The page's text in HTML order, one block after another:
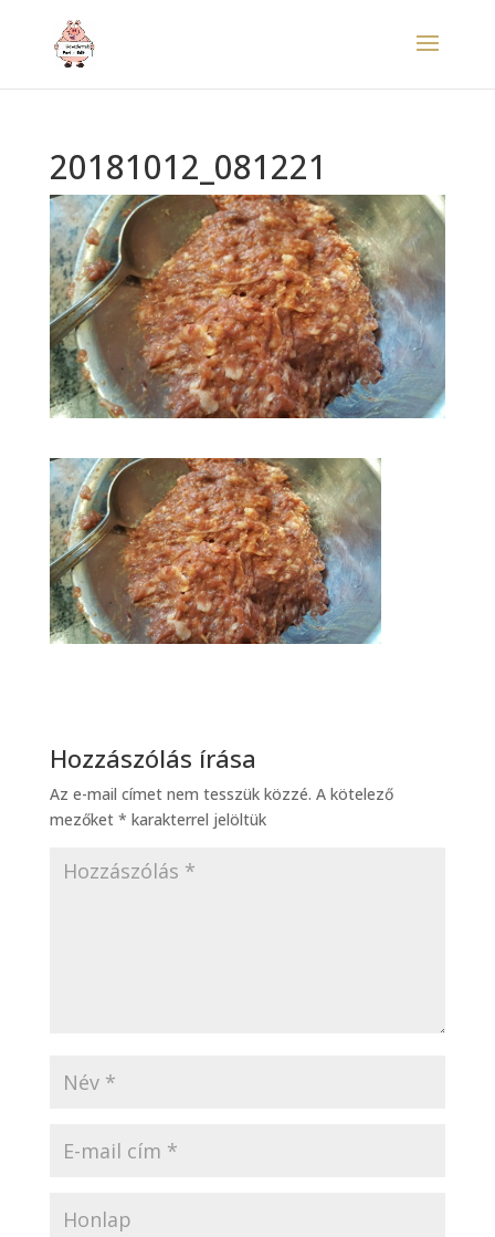
20181012_081221
Hozzászólás írása
Az e-mail címet nem tesszük közzé. A kötelező
mezőket * karakterrel jelöltük